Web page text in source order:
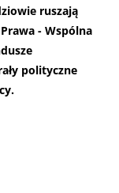
ruszają
- Wspólna
polityczne